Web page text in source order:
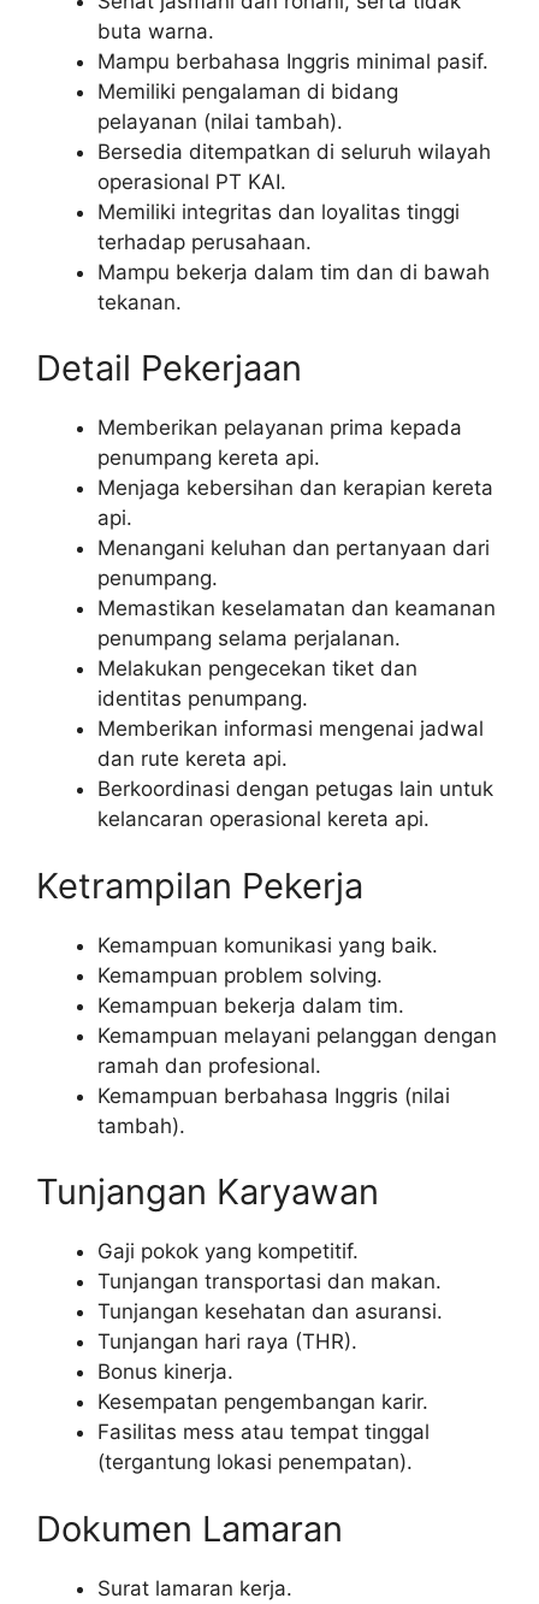
buta warna.
Mampu berbahasa Inggris minimal pasif.
Memiliki pengalaman di bidang
pelayanan (nilai tambah).
Bersedia ditempatkan di seluruh wilayah
operasional PT KAI.
Memiliki integritas dan loyalitas tinggi
terhadap perusahaan.
Mampu bekerja dalam tim dan di bawah
tekanan.
Detail Pekerjaan
Memberikan pelayanan prima kepada
penumpang kereta api.
Menjaga kebersihan dan kerapian kereta
api.
Menangani keluhan dan pertanyaan dari
penumpang.
Memastikan keselamatan dan keamanan
penumpang selama perjalanan.
Melakukan pengecekan tiket dan
identitas penumpang.
Memberikan informasi mengenai jadwal
dan rute kereta api.
Berkoordinasi dengan petugas lain untuk
kelancaran operasional kereta api.
Ketrampilan Pekerja
Kemampuan komunikasi yang baik.
Kemampuan problem solving.
Kemampuan bekerja dalam tim.
Kemampuan melayani pelanggan dengan
ramah dan profesional.
Kemampuan berbahasa Inggris (nilai
tambah).
Tunjangan Karyawan
Gaji pokok yang kompetitif.
Tunjangan transportasi dan makan.
Tunjangan kesehatan dan asuransi.
Tunjangan hari raya (THR).
Bonus kinerja.
Kesempatan pengembangan karir.
Fasilitas mess atau tempat tinggal
(tergantung lokasi penempatan).
Dokumen Lamaran
Surat lamaran kerja.